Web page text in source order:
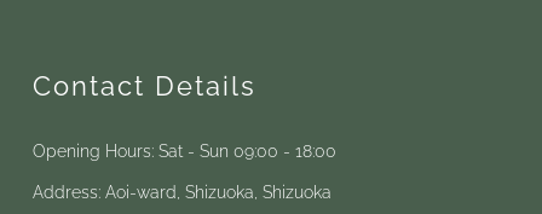
Contact Details
Opening Hours: Sat - Sun 09:00 - 18:00
Address: Aoi-ward, Shizuoka, Shizuoka